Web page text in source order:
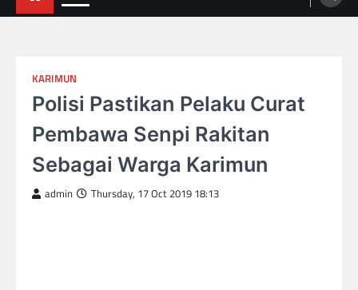
KARIMUN
Polisi Pastikan Pelaku Curat
Pembawa Senpi Rakitan
Sebagai Warga Karimun
admin Thursday, 17 Oct 2019 18:13